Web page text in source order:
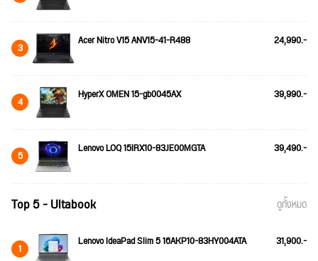
3 Acer Nitro V15 ANV15-41-R488 24,990.-
4 HyperX OMEN 15-gb0045AX 39,990.-
5 Lenovo LOQ 15IRX10-83JE00MGTA 39,490.-
Top 5 - Ultabook ดูทั้งหมด
1 Lenovo IdeaPad Slim 5 16AKP10-83HY004ATA 31,900.-